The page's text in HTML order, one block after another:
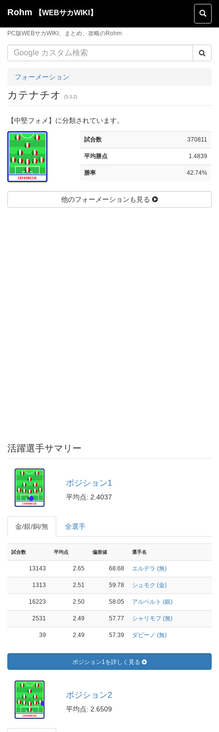
Toggle
Rohm 【WEBサカWIKI】
PC版WEBサカWIKI、まとめ、攻略のRohm
フォーメーション
カテナチオ (5-3-2)
【中堅フォメ】に分類されています。
試合数 370811
平均勝点 1.4839
勝率 42.74%
他のフォーメーションも見る
活躍選手サマリー
ポジション1
平均点: 2.4037
金/銀/銅/無 全選手
試合数 平均点 偏差値 選手名
13143 2.65 68.68 エルデラ (無)
1313 2.51 59.78 シュモク (金)
16223 2.50 58.05 アルベルト (銀)
2531 2.49 57.77 シャリモフ (無)
39 2.49 57.39 ダビーノ (無)
ポジション1を詳しく見る
ポジション2
平均点: 2.6509